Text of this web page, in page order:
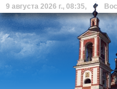
9 августа 2026 г., 08:35,